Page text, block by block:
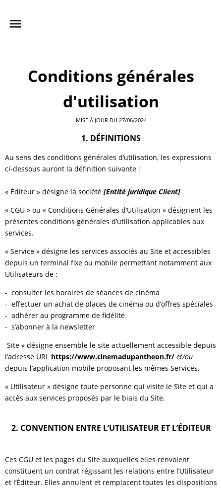
Conditions générales
d'utilisation
MISE À JOUR DU 27/06/2024
1. DÉFINITIONS
Au sens des conditions générales d’utilisation, les expressions
ci-dessous auront la définition suivante :
« Éditeur » désigne la société [Entité juridique Client]
« CGU » ou « Conditions Générales d’Utilisation » désignent les
présentes conditions générales d’utilisation applicables aux
services.
« Service » désigne les services associés au Site et accessibles
depuis un terminal fixe ou mobile permettant notamment aux
Utilisateurs de :
- consulter les horaires de séances de cinéma
- effectuer un achat de places de cinéma ou d’offres spéciales
- adhérer au programme de fidélité
- s’abonner à la newsletter
Site » désigne ensemble le site actuellement accessible depuis
l’adresse URL https://www.cinemadupantheon.fr/ et/ou
depuis l’application mobile proposant les mêmes Services.
« Utilisateur » désigne toute personne qui visite le Site et qui a
accès aux services proposés par le biais du Site.
2. CONVENTION ENTRE L’UTILISATEUR ET L’ÉDITEUR
Ces CGU et les pages du Site auxquelles elles renvoient
constituent un contrat régissant les relations entre l’Utilisateur
et l’Éditeur. Elles annulent et remplacent toutes les dispositions